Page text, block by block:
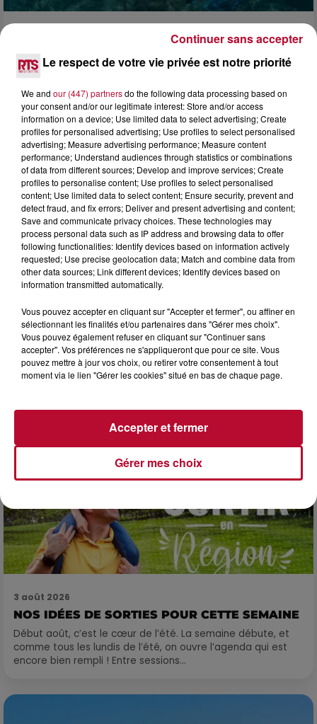
HÉRAULT, PYRÉNÉES-ORIENTALES : TROIS
SPOTS DE SNORKELING À EXPLORER...
complexes pour observer la vie sous-marine. Cet été, un
masque, un tuba et une paire de palmes...
3 août 2026
SOIRÉE DJ PLAYA
3 août 2026
NOS IDÉES DE SORTIES POUR CETTE SEMAINE
Début août, c’est le cœur de l’été. La semaine débute, et
comme tous les lundis de l’été, on ouvre l’agenda qui est
encore bien rempli ! Entre sessions...
Le respect de votre vie privée est notre priorité
We and our (447) partnersdo the following data processing based on
your consent and/or our legitimate interest: Store and/or access
information on a device; Use limited data to select advertising; Create
profiles for personalised advertising; Use profiles to select personalised
advertising; Measure advertising performance; Measure content
performance; Understand audiences through statistics or combinations
of data from different sources; Develop and improve services; Create
profiles to personalise content; Use profiles to select personalised
content; Use limited data to select content; Ensure security, prevent and
detect fraud, and fix errors; Deliver and present advertising and content;
Save and communicate privacy choices. These technologies may
process personal data such as IP address and browsing data to offer
following functionalities: Identify devices based on information actively
requested; Use precise geolocation data; Match and combine data from
other data sources; Link different devices; Identify devices based on
information transmitted automatically.
Vous pouvez accepter en cliquant sur "Accepter et fermer", ou affiner en
sélectionnant les finalités et/ou partenaires dans "Gérer mes choix".
Vous pouvez également refuser en cliquant sur "Continuer sans
accepter". Vos préférences ne s'appliqueront que pour ce site. Vous
pouvez mettre à jour vos choix, ou retirer votre consentement à tout
moment via le lien "Gérer les cookies" situé en bas de chaque page.
Gérer mes choix
Accepter et fermer
Continuer sans accepter